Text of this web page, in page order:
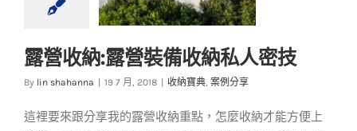
收納寶典 案例分享
露營收納:露營裝備收納私人密技
By lin shahanna 19 7 月, 2018 收納寶典, 案例分享
這裡要來跟分享我的露營收納重點，怎麼收納才能方便上